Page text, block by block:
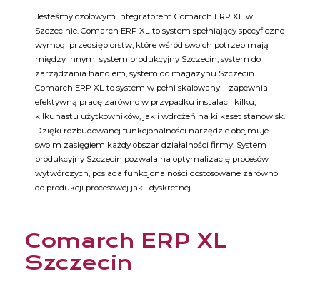
Jesteśmy czołowym integratorem Comarch ERP XL w
Szczecinie. Comarch ERP XL to system spełniający specyficzne
wymogi przedsiębiorstw, które wśród swoich potrzeb mają
między innymi system produkcyjny Szczecin, system do
zarządzania handlem, system do magazynu Szczecin.
Comarch ERP XL to system w pełni skalowany – zapewnia
efektywną pracę zarówno w przypadku instalacji kilku,
kilkunastu użytkowników, jak i wdrożeń na kilkaset stanowisk.
Dzięki rozbudowanej funkcjonalności narzędzie obejmuje
swoim zasięgiem każdy obszar działalności firmy. System
produkcyjny Szczecin pozwala na optymalizację procesów
wytwórczych, posiada funkcjonalności dostosowane zarówno
do produkcji procesowej jak i dyskretnej.
Comarch ERP XL
Szczecin